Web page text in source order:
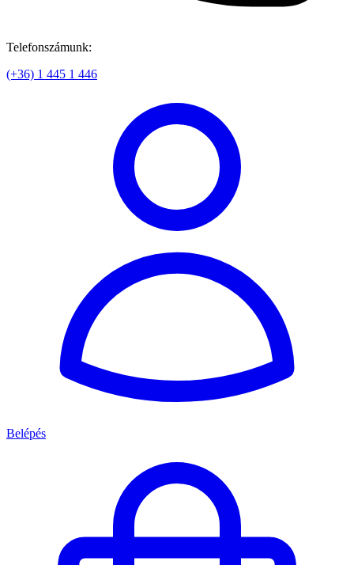
Telefonszámunk:
(+36) 1 445 1 446
Belépés